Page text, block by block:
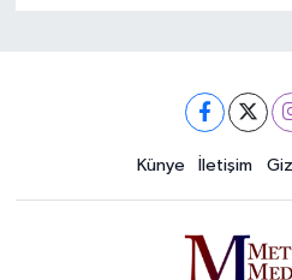
Künye İletişim